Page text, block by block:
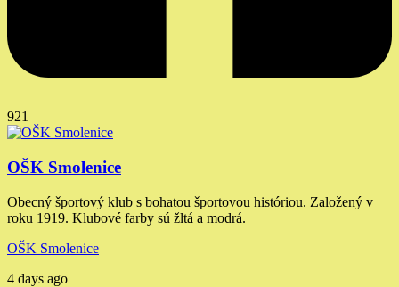
921
OŠK Smolenice
Obecný športový klub s bohatou športovou históriou. Založený v
roku 1919. Klubové farby sú žltá a modrá.
OŠK Smolenice
4 days ago